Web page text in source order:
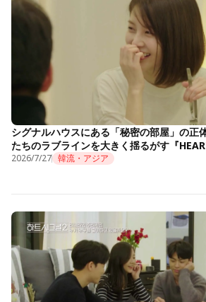
シグナルハウスにある「秘密の部屋」の
たちのラブラインを大きく揺るがす『
2026/7/27 韓流・アジア